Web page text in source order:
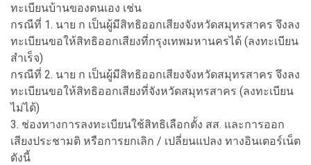
ทะเบียนบ้านของตนเอง เช่น
กรณีที่ 1. นาย ก เป็นผู้มีสิทธิออกเสียงจังหวัดสมุทรสาคร จึงลง
ทะเบียนขอให้สิทธิออกเสียงที่กรุงเทพมหานครได้ (ลงทะเบียน
สำเร็จ)
กรณีที่ 2. นาย ก เป็นผู้มีสิทธิออกเสียงจังหวัดสมุทรสาคร จึงลง
ทะเบียนขอให้สิทธิออกเสียงที่จังหวัดสมุทรสาคร (ลงทะเบียน
ไม่ได้)
3. ช่องทางการลงทะเบียนใช้สิทธิเลือกตั้ง สส. และการออก
เสียงประชามติ หรือการยกเลิก / เปลี่ยนแปลง ทางอินเตอร์เน็ต
ดังนี้